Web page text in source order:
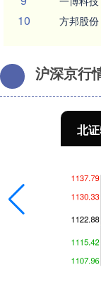
10 方邦股份
沪深京行
北证50